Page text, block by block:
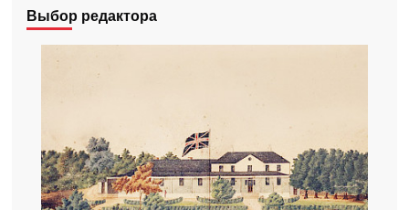
Выбор редактора